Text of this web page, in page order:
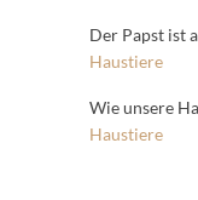
Der Papst ist
Haustiere
Wie unsere
Haustiere